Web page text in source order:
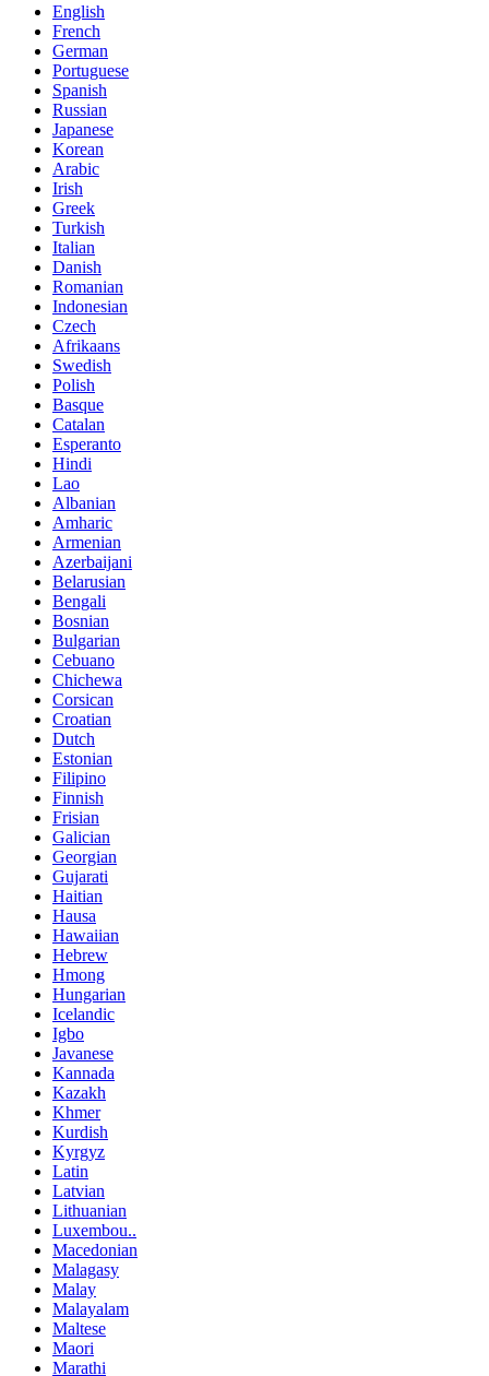
English
French
German
Portuguese
Spanish
Russian
Japanese
Korean
Arabic
Irish
Greek
Turkish
Italian
Danish
Romanian
Indonesian
Czech
Afrikaans
Swedish
Polish
Basque
Catalan
Esperanto
Hindi
Lao
Albanian
Amharic
Armenian
Azerbaijani
Belarusian
Bengali
Bosnian
Bulgarian
Cebuano
Chichewa
Corsican
Croatian
Dutch
Estonian
Filipino
Finnish
Frisian
Galician
Georgian
Gujarati
Haitian
Hausa
Hawaiian
Hebrew
Hmong
Hungarian
Icelandic
Igbo
Javanese
Kannada
Kazakh
Khmer
Kurdish
Kyrgyz
Latin
Latvian
Lithuanian
Luxembou..
Macedonian
Malagasy
Malay
Malayalam
Maltese
Maori
Marathi